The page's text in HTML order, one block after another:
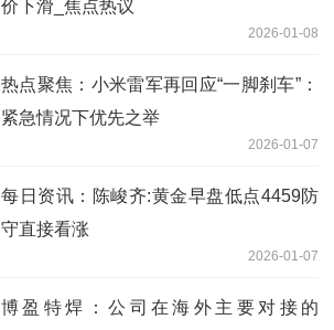
价下滑_焦点热议
2026-01-08
热点聚焦：小米雷军再回应“一脚刹车”：
紧急情况下优先之举
2026-01-07
每日资讯：陈峻齐:黄金早盘低点4459防
守直接看涨
2026-01-07
博盈特焊：公司在海外主要对接的